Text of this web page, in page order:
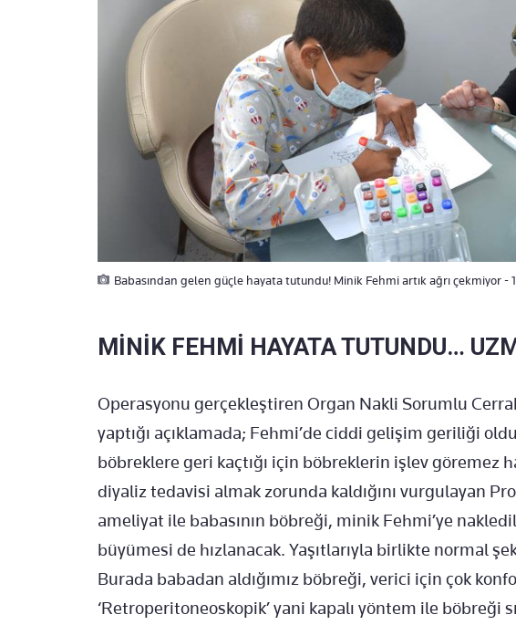
Babasından gelen güçle hayata tutundu! Minik Fehmi artık ağrı çekmiyor -
MİNİK FEHMİ HAYATA TUTUNDU…
Operasyonu gerçekleştiren Organ Nakli Sorumlu
yaptığı açıklamada; Fehmi’de ciddi gelişim geriliği
böbreklere geri kaçtığı için böbreklerin işlev göremez
diyaliz tedavisi almak zorunda kaldığını vurgulayan
ameliyat ile babasının böbreği, minik Fehmi’ye
büyümesi de hızlanacak. Yaşıtlarıyla birlikte normal
Burada babadan aldığımız böbreği, verici için çok
‘Retroperitoneoskopik’ yani kapalı yöntem ile böbreği